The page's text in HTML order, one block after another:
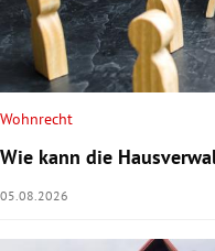
Wohnrecht
Wie kann die
05.08.2026